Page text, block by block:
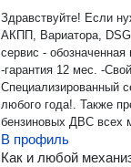
Здравствуйте! Если
АКПП, Вариатора, DSG
сервис -
-гарантия 12 мес. -Свой склад запчастей. -Ремонт от 1-4 дней.
Специализированный
любого года!. Также проводим обслуживание и ремонт дизельных и
бензиновых ДВС всех
В профиль
Как и любой